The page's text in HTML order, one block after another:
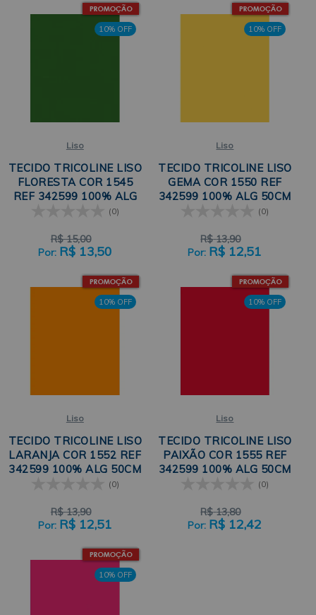
10% OFF
Liso
TECIDO TRICOLINE LISO
FLORESTA COR 1545
REF 342599 100% ALG
50CM X 150CM CÍRCULO
(0)
R$ 15,00
R$ 13,50
10% OFF
Liso
TECIDO TRICOLINE LISO
GEMA COR 1550 REF
342599 100% ALG 50CM
X 150CM CÍRCULO
(0)
R$ 13,90
R$ 12,51
10% OFF
Liso
TECIDO TRICOLINE LISO
LARANJA COR 1552 REF
342599 100% ALG 50CM
X 150CM CÍRCULO
(0)
R$ 13,90
R$ 12,51
10% OFF
Liso
TECIDO TRICOLINE LISO
PAIXÃO COR 1555 REF
342599 100% ALG 50CM
X 150CM CÍRCULO
(0)
R$ 13,80
R$ 12,42
10% OFF